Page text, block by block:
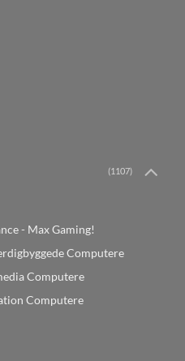
(1107)
- Max Gaming!
Computere
Computere
Computere